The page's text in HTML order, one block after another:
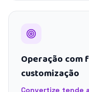
Operação com
customização
Convertize tende